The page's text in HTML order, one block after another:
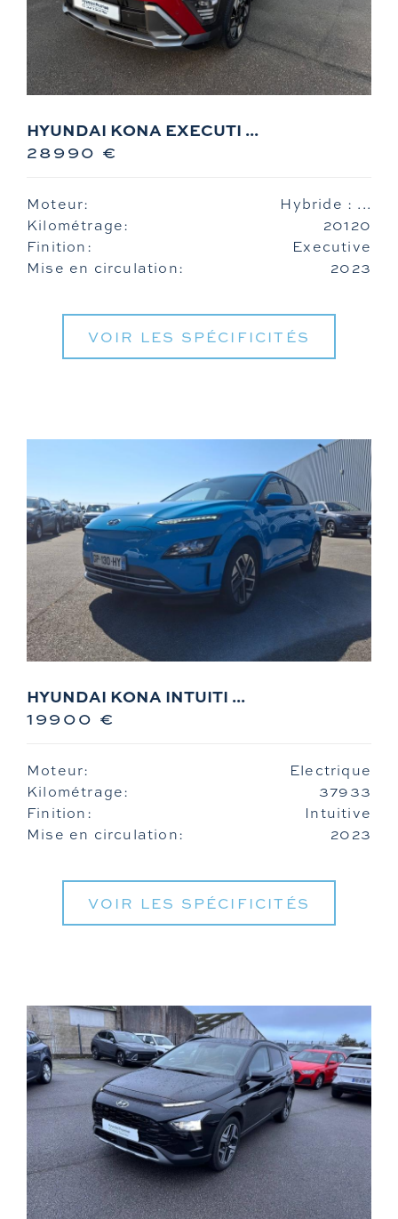
HYUNDAI KONA EXECUTI ...
28990 €
Moteur:
Hybride : ...
Kilométrage:
20120
Finition:
Executive
Mise en circulation:
2023
VOIR LES SPÉCIFICITÉS
HYUNDAI KONA INTUITI ...
19900 €
Moteur:
Electrique
Kilométrage:
37933
Finition:
Intuitive
Mise en circulation:
2023
VOIR LES SPÉCIFICITÉS